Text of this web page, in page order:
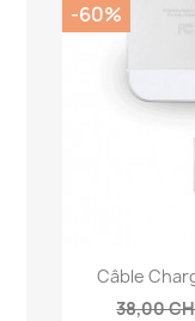

Câble
38,00
-60%